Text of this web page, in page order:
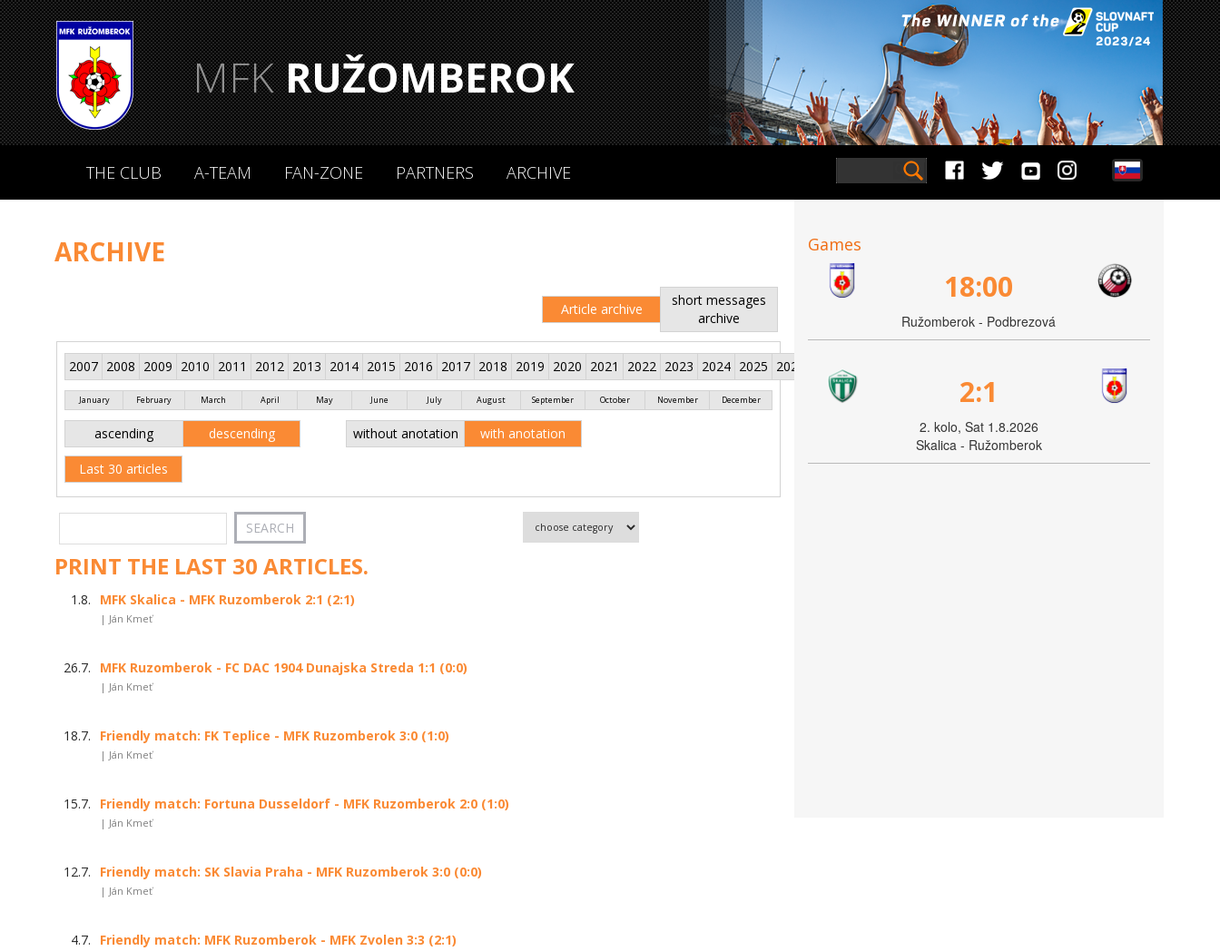
MFKRUŽOMBEROK
THE CLUB A-TEAM FAN-ZONE PARTNERS ARCHIVE
ARCHIVE
Article archive
short messages
archive
2007 2008 2009 2010 2011 2012 2013 2014 2015 2016 2017 2018 2019 2020 2021 2022 2023 2024 2025 2026
January February March April May June July August September October November December
ascending descending without anotation with anotation
Last 30 articles
PRINT THE LAST 30 ARTICLES.
1.8. MFK Skalica - MFK Ruzomberok 2:1 (2:1)
| Ján Kmeť
26.7. MFK Ruzomberok - FC DAC 1904 Dunajska Streda 1:1 (0:0)
| Ján Kmeť
18.7. Friendly match: FK Teplice - MFK Ruzomberok 3:0 (1:0)
| Ján Kmeť
15.7. Friendly match: Fortuna Dusseldorf - MFK Ruzomberok 2:0 (1:0)
| Ján Kmeť
12.7. Friendly match: SK Slavia Praha - MFK Ruzomberok 3:0 (0:0)
| Ján Kmeť
4.7. Friendly match: MFK Ruzomberok - MFK Zvolen 3:3 (2:1)
Games
18:00
Ružomberok - Podbrezová
2:1
2. kolo, Sat 1.8.2026
Skalica - Ružomberok